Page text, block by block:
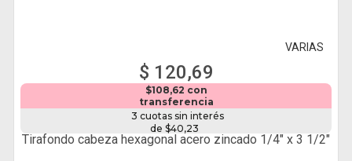
VARIAS
$ 120,69
$108,62 con
transferencia
3 cuotas sin interés
de $40,23
Tirafondo cabeza hexagonal acero zincado 1/4" x 3 1/2"